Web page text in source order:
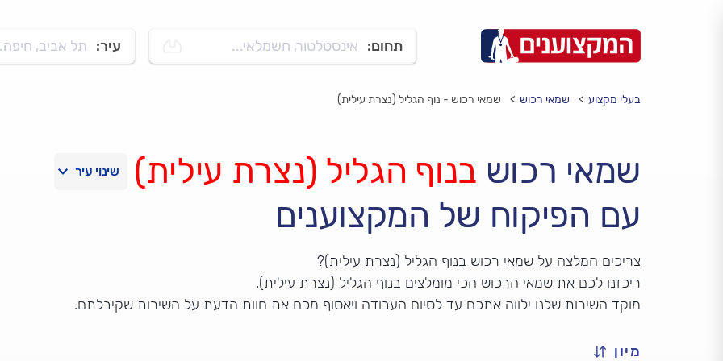
תחום: אינסטלטור, חשמלאי... עיר: תל אביב,
בעלי מקצוע שמאי רכוש שמאי רכוש - נוף הגליל (נצרת עילית)
שמאי רכוש בנוף הגליל (נצרת עילית)
עם הפיקוח של המקצוענים
צריכים המלצה על שמאי רכוש בנוף הגליל (נצרת עילית)?
ריכזנו לכם את שמאי הרכוש הכי מומלצים בנוף הגליל (נצרת עילית).
מוקד השירות שלנו ילווה אתכם עד לסיום העבודה ויאסוף מכם את חוות הדעת על השירות שקיבלתם.
מיון